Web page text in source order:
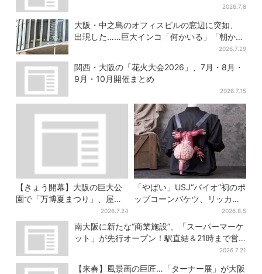
2026.7.8
大阪・中之島のオフィスビルの窓辺に突如、
出現した……巨大インコ「何かいる」「朝から
2026.7.29
関西・大阪の「花火大会2026」、7月・8月・
9月・10月開催まとめ
2026.7.15
【きょう開幕】大阪の巨大公
園で「万博夏まつり」、屋台
グルメ＆幻想的イルミネーシ
ョン…計27日間開催
2026.7.24
「やばい」USJ“バイオ”初のポ
ップコーンバケツ、リッカー
が背中に張りつく衝撃デザイ
ンに騒然…フレーバーにも反
応
2026.8.5
南大阪に新たな“商業施設”、「スーパーマーケ
ット」が先行オープン！駅直結＆21時まで営
2026.7.21
【来春】風景画の巨匠…「ターナー展」が大阪